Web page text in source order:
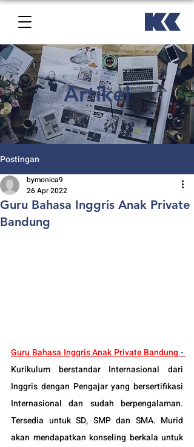
Artikel
Postingan
Guru Bahasa Inggris Anak Private
Bandung
bymonica9
26 Apr 2022
Guru Bahasa Inggris Anak Private Bandung -
Kurikulum berstandar Internasional dari
Inggris dengan Pengajar yang bersertifikasi
Internasional dan sudah berpengalaman.
Tersedia untuk SD, SMP dan SMA. Murid
akan mendapatkan konseling berkala untuk